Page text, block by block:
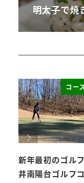
明太子で
コー
新年最初のゴル
井南陽台ゴルフ